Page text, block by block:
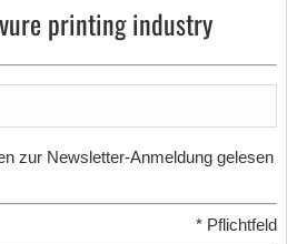
printing industry
zur Newsletter-Anmeldung gelesen
* Pflichtfeld